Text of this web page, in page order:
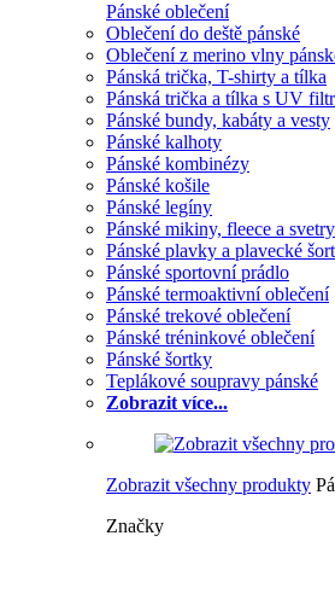
Pánské oblečení
Oblečení do deště pánské
Oblečení z merino vlny
Pánská trička, T-shirty a tílka
Pánská trička a tílka s UV
Pánské bundy, kabáty a vesty
Pánské kalhoty
Pánské kombinézy
Pánské košile
Pánské legíny
Pánské mikiny, fleece a svetry
Pánské plavky a plavecké
Pánské sportovní prádlo
Pánské termoaktivní oblečení
Pánské trekové oblečení
Pánské tréninkové oblečení
Pánské šortky
Teplákové soupravy pánské
Zobrazit více...
Zobrazit všechny produkty
Značky